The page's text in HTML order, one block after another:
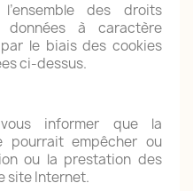
des droits
données à caractère
le biais des cookies
ci-dessus.
informer que la
pourrait empêcher ou
ou la prestation des
site Internet.